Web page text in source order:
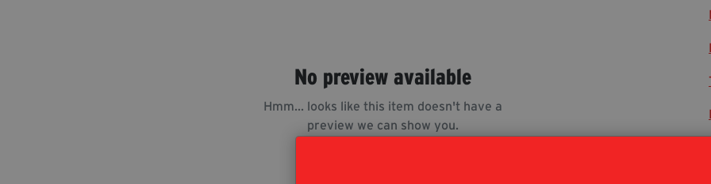
No preview available
Hmm... looks like this item doesn't have a
preview we can show you.